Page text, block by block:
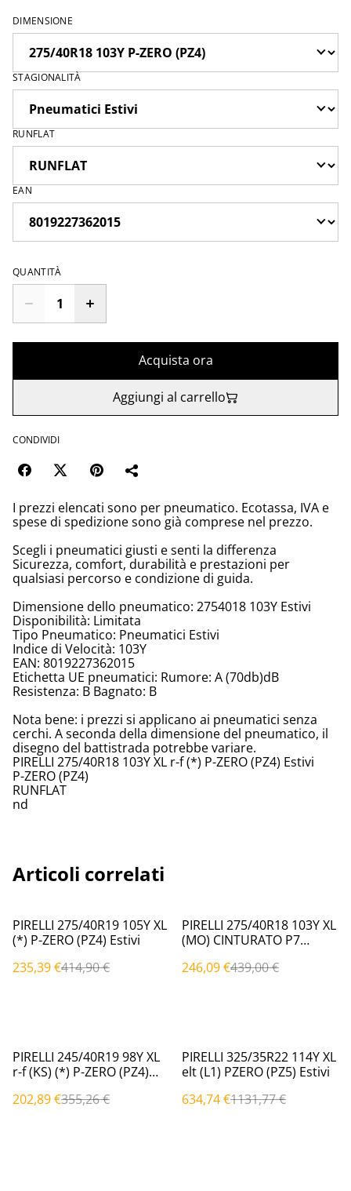
DIMENSIONE
STAGIONALITÀ
RUNFLAT
EAN
QUANTITÀ
Acquista ora
Aggiungi al carrello
CONDIVIDI
I prezzi elencati sono per pneumatico. Ecotassa, IVA e
spese di spedizione sono già comprese nel prezzo.
Scegli i pneumatici giusti e senti la differenza
Sicurezza, comfort, durabilità e prestazioni per
qualsiasi percorso e condizione di guida.
Dimensione dello pneumatico: 2754018 103Y Estivi
Disponibilità: Limitata
Tipo Pneumatico: Pneumatici Estivi
Indice di Velocità: 103Y
EAN: 8019227362015
Etichetta UE pneumatici: Rumore: A (70db)dB
Resistenza: B Bagnato: B
Nota bene: i prezzi si applicano ai pneumatici senza
cerchi. A seconda della dimensione del pneumatico, il
disegno del battistrada potrebbe variare.
PIRELLI 275/40R18 103Y XL r-f (*) P-ZERO (PZ4) Estivi
P-ZERO (PZ4)
RUNFLAT
nd
Articoli correlati
%
PIRELLI 275/40R19 105Y XL
(*) P-ZERO (PZ4) Estivi
235,39 €414,90 €
%
PIRELLI 275/40R18 103Y XL
(MO) CINTURATO P7
246,09 €439,00 €
%
PIRELLI 245/40R19 98Y XL
r-f (KS) (*) P-ZERO (PZ4)
202,89 €355,26 €
%
PIRELLI 325/35R22 114Y XL
elt (L1) PZERO (PZ5) Estivi
634,74 €1131,77 €